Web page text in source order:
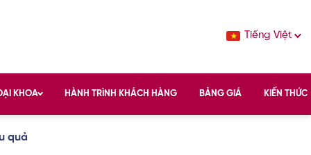
Tiếng Việt
KHOA HÀNH TRÌNH KHÁCH HÀNG BẢNG GIÁ KIẾN THỨC
quả